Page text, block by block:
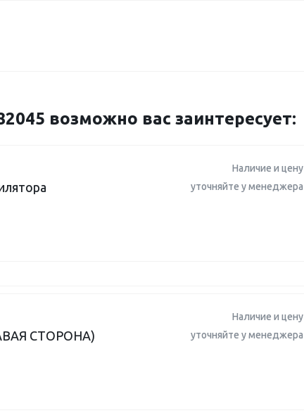
возможно вас заинтересует:
Наличие и цену
уточняйте у менеджера
СТОРОНА)
Наличие и цену
уточняйте у менеджера